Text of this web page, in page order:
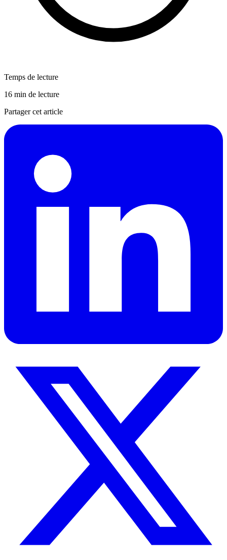
Temps de lecture
16 min de lecture
Partager cet article